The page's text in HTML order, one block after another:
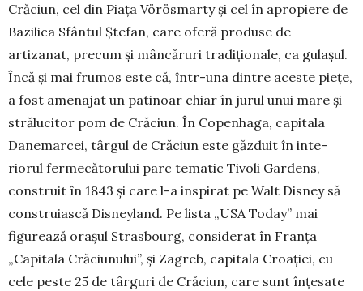
Crăciun, cel din Piața Vörösmarty și cel în apro­piere de
Bazilica Sfântul Ștefan, care oferă pro­duse de
artizanat, precum și mâncăruri tradi­ționale, ca gulașul.
Încă și mai frumos este că, într-una dintre aceste piețe,
a fost amenajat un patinoar chiar în jurul unui mare și
strălucitor pom de Crăciun. În Copenhaga, capitala
Dane­mar­cei, târgul de Crăciun este găzduit în inte­
riorul fermecătorului parc tematic Tivoli Gar­dens,
construit în 1843 și care l-a inspirat pe Walt Disney să
construiască Disneyland. Pe lista „USA Today” mai
figurează orașul Strasbourg, considerat în Franța
„Capitala Crăciunului”, și Zagreb, capitala Croației, cu
cele peste 25 de târguri de Crăciun, care sunt înțesate